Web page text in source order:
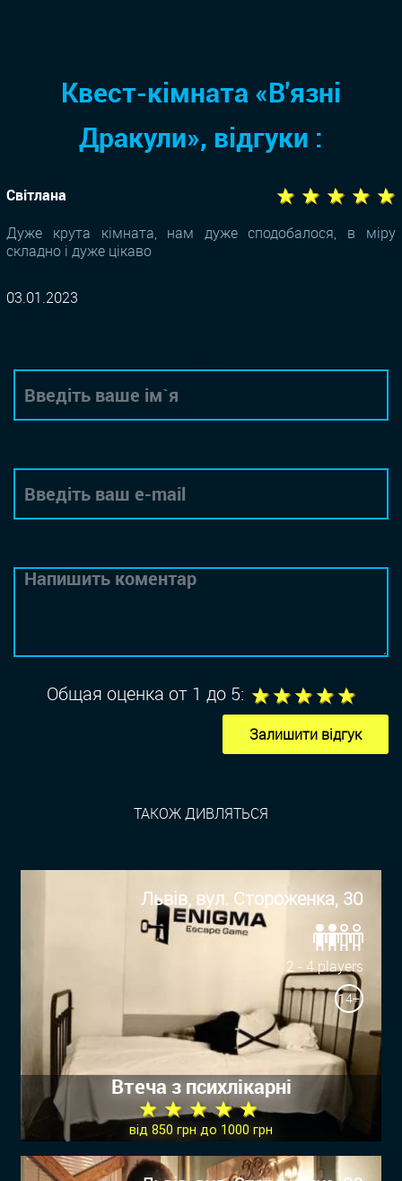
Квест-кімната «В'язні
Дракули», відгуки :
Світлана ★ ★ ★ ★ ★
Дуже крута кімната, нам дуже сподобалося, в міру
складно і дуже цікаво
03.01.2023
Общая оценка от 1 до 5: 4
3
2
1
Залишити відгук
ТАКОЖ ДИВЛЯТЬСЯ
Львів, вул. Стороженка, 30
2 - 4 players
14+
Втеча з психлікарні
★ ★ ★ ★ ★
від 850 грн до 1000 грн